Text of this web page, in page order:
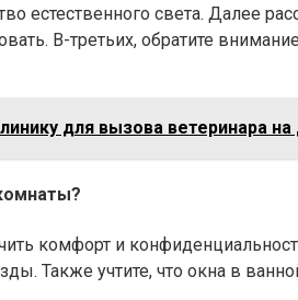
естественного света. Далее
В-третьих, обратите
для вызова ветеринара
комфорт и
Также учтите, что окна в